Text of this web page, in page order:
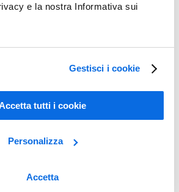
e la nostra Informativa sui
Gestisci i cookie
tutti i cookie
Personalizza
Accetta
Lifecycle Management)